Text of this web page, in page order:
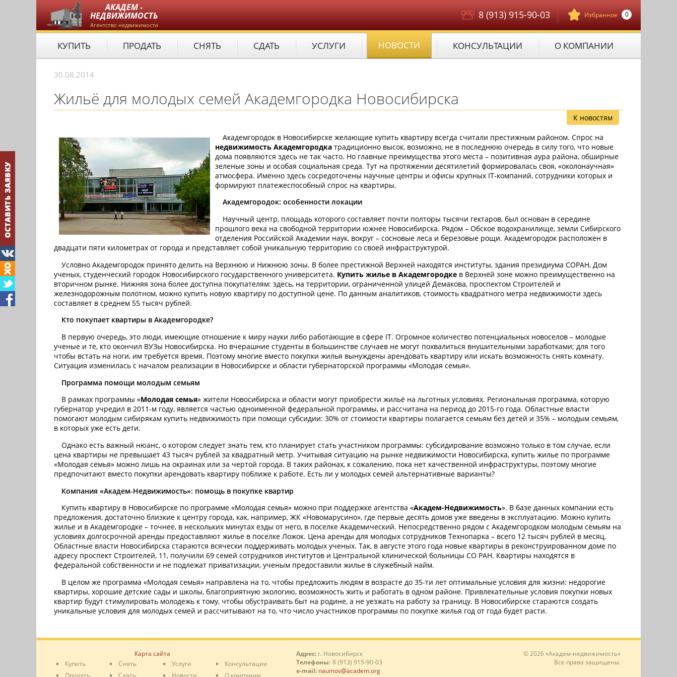
АКАДЕМ -
НЕДВИЖИМОСТЬ
Агентство недвижимости
Избранное 0
8 (913) 915-90-03
КУПИТЬ ПРОДАТЬ СНЯТЬ СДАТЬ УСЛУГИ НОВОСТИ КОНСУЛЬТАЦИИ О КОМПАНИИ
30.08.2014
Жильё для молодых семей Академгородка Новосибирска
К новостям
Академгородок в Новосибирске желающие купить квартиру всегда считали престижным районом. Спрос на
недвижимость Академгородка традиционно высок, возможно, не в последнюю очередь в силу того, что новые
дома появляются здесь не так часто. Но главные преимущества этого места – позитивная аура района, обширные
зеленые зоны и особая социальная среда. Тут на протяжении десятилетий формировалась своя, «околонаучная»
атмосфера. Именно здесь сосредоточены научные центры и офисы крупных IT-компаний, сотрудники которых и
формируют платежеспособный спрос на квартиры.
Академгородок: особенности локации
Научный центр, площадь которого составляет почти полторы тысячи гектаров, был основан в середине
прошлого века на свободной территории южнее Новосибирска. Рядом – Обское водохранилище, земли Сибирского
отделения Российской Академии наук, вокруг – сосновые леса и березовые рощи. Академгородок расположен в
двадцати пяти километрах от города и представляет собой уникальную территорию со своей инфраструктурой.
Условно Академгородок принято делить на Верхнюю и Нижнюю зоны. В более престижной Верхней находятся институты, здания президиума СОРАН, Дом
ученых, студенческий городок Новосибирского государственного университета. Купить жилье в Академгородке в Верхней зоне можно преимущественно на
вторичном рынке. Нижняя зона более доступна покупателям: здесь, на территории, ограниченной улицей Демакова, проспектом Строителей и
железнодорожным полотном, можно купить новую квартиру по доступной цене. По данным аналитиков, стоимость квадратного метра недвижимости здесь
составляет в среднем 55 тысяч рублей.
Кто покупает квартиры в Академгородке?
В первую очередь, это люди, имеющие отношение к миру науки либо работающие в сфере IT. Огромное количество потенциальных новоселов – молодые
ученые и те, кто окончил ВУЗы Новосибирска. Но вчерашние студенты в большинстве случаев не могут похвалиться внушительными заработками; для того
чтобы встать на ноги, им требуется время. Поэтому многие вместо покупки жилья вынуждены арендовать квартиру или искать возможность снять комнату.
Ситуация изменилась с началом реализации в Новосибирске и области губернаторской программы «Молодая семья».
Программа помощи молодым семьям
В рамках программы «Молодая семья» жители Новосибирска и области могут приобрести жильё на льготных условиях. Региональная программа, которую
губернатор учредил в 2011-м году, является частью одноименной федеральной программы, и рассчитана на период до 2015-го года. Областные власти
помогают молодым сибирякам купить недвижимость при помощи субсидии: 30% от стоимости квартиры полагается семьям без детей и 35% – молодым семьям,
в которых уже есть дети.
Однако есть важный нюанс, о котором следует знать тем, кто планирует стать участником программы: субсидирование возможно только в том случае, если
цена квартиры не превышает 43 тысяч рублей за квадратный метр. Учитывая ситуацию на рынке недвижимости Новосибирска, купить жилье по программе
«Молодая семья» можно лишь на окраинах или за чертой города. В таких районах, к сожалению, пока нет качественной инфраструктуры, поэтому многие
предпочитают вместо покупки арендовать квартиру поближе к работе. Есть ли у молодых семей альтернативные варианты?
Компания «Академ-Недвижимость»: помощь в покупке квартир
Купить квартиру в Новосибирске по программе «Молодая семья» можно при поддержке агентства «Академ-Недвижимость». В базе данных компании есть
предложения, достаточно близкие к центру города, как, например, ЖК «Новомарусино», где первые десять домов уже введены в эксплуатацию. Можно купить
жилье и в Академгородке – точнее, в нескольких минутах езды от него, в поселке Академический. Непосредственно рядом с Академгородком молодым семьям на
условиях долгосрочной аренды предоставляют жилье в поселке Ложок. Цена аренды для молодых сотрудников Технопарка – всего 12 тысяч рублей в месяц.
Областные власти Новосибирска стараются всячески поддерживать молодых ученых. Так, в августе этого года новые квартиры в реконструированном доме по
адресу проспект Строителей, 11, получили 69 семей сотрудников институтов и Центральной клинической больницы СО РАН. Квартиры находятся в
федеральной собственности и не подлежат приватизации, ученым предоставили жилье в служебный найм.
В целом же программа «Молодая семья» направлена на то, чтобы предложить людям в возрасте до 35-ти лет оптимальные условия для жизни: недорогие
квартиры, хорошие детские сады и школы, благоприятную экологию, возможность жить и работать в одном районе. Привлекательные условия покупки новых
квартир будут стимулировать молодежь к тому, чтобы обустраивать быт на родине, а не уезжать на работу за границу. В Новосибирске стараются создать
уникальные условия для молодых семей и рассчитывают на то, что число участников программы по покупке жилья год от года будет расти.
Карта сайта
Купить
Продать
Снять
Сдать
Услуги
Новости
Консультации
О компании
Адрес: г. Новосибирск
Телефоны: 8 (913) 915-90-03
e-mail: naumov@academ.org
© 2026 «Академ-недвижимость»
Все права защищены.